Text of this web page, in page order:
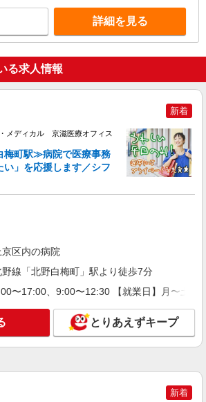
詳細を見る
る求人情報
新着
メディカル 京滋医療オフィス
梅町駅≫病院で医療事務
い」を応援します／シフ
区内の病院
線「北野白梅町」駅より徒歩7分
〜17:00、9:00〜12:30 【就業日】月〜土
とりあえずキープ
新着